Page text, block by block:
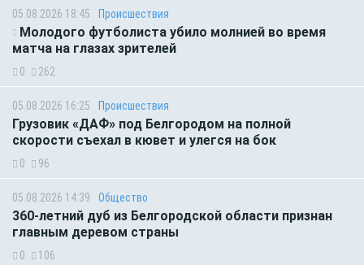
05.08.2026 18:45 Происшествия
Молодого футболиста убило молнией во время
матча на глазах зрителей
0 262
05.08.2026 16:25 Происшествия
Грузовик «ДАФ» под Белгородом на полной
скорости съехал в кювет и улегся на бок
0 96
05.08.2026 14:39 Общество
360-летний дуб из Белгородской области признан
главным деревом страны
0 106